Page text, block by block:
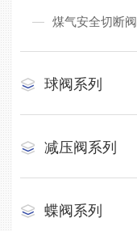
煤气安全切断阀
球阀系列
减压阀系列
蝶阀系列